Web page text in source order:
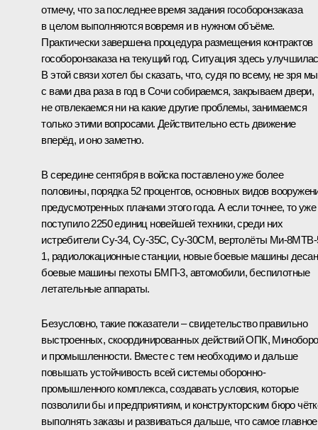
отмечу, что за последнее время задания гособоронзаказа
в целом выполняются вовремя и в нужном объёме.
Практически завершена процедура размещения контрактов
гособоронзаказа на текущий год. Ситуация здесь
В этой связи хотел бы сказать, что, судя по всему, не зря мы
с вами два раза в год в Сочи собираемся, закрываем двери,
не отвлекаемся ни на какие другие проблемы, занимаемся
только этими вопросами. Действительно есть движение
вперёд, и оно заметно.
В середине сентября в войска поставлено уже более
половины, порядка 52 процентов, основных видов
предусмотренных планами этого года. А если точнее, то уже
поступило 2250 единиц новейшей техники, среди них
истребители Су-34, Су-35С, Су-30СМ, вертолёты Ми-8МТВ-
1, радиолокационные станции, новые боевые машины
боевые машины пехоты БМП-3, автомобили, беспилотные
летательные аппараты.
Безусловно, такие показатели – свидетельство правильно
выстроенных, скоординированных действий ОПК,
и промышленности. Вместе с тем необходимо и дальше
повышать устойчивость всей системы оборонно-
промышленного комплекса, создавать условия, которые
позволили бы и предприятиям, и конструкторским бюро
выполнять заказы и развиваться дальше, что самое